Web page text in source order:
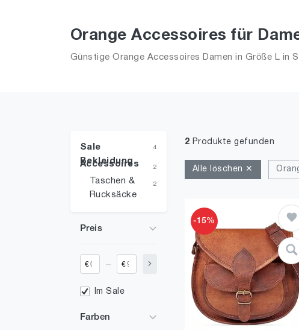
Orange Accessoires für
Günstige Orange Accessoires Damen in Größe L in
Sale
Bekleidung
4
Accessoires 2
Taschen &
Rucksäcke
2
Preis
€ €
Im Sale
Farben
2 Produkte gefunden
Alle löschen ✕
-15%